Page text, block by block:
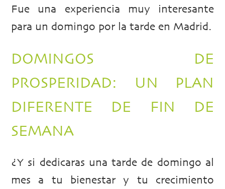
Fue una experiencia muy interesante
para un domingo por la tarde en Madrid.
DOMINGOS DE
PROSPERIDAD: UN PLAN
DIFERENTE DE FIN DE
SEMANA
¿Y si dedicaras una tarde de domingo al
mes a tu bienestar y tu crecimiento